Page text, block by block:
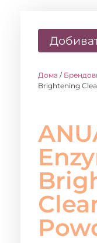
Дома /
Brightening